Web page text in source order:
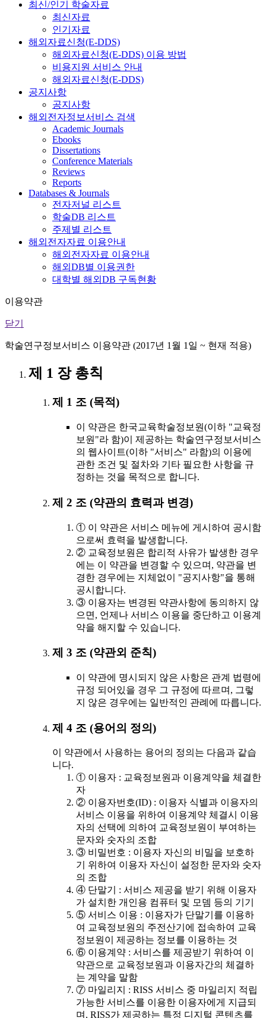
최신/인기 학술자료
최신자료
인기자료
해외자료신청(E-DDS)
해외자료신청(E-DDS) 이용 방법
비용지원 서비스 안내
해외자료신청(E-DDS)
공지사항
공지사항
해외전자정보서비스 검색
Academic Journals
Ebooks
Dissertations
Conference Materials
Reviews
Reports
Databases & Journals
전자저널 리스트
학술DB 리스트
주제별 리스트
해외전자자료 이용안내
해외전자자료 이용안내
해외DB별 이용권한
대학별 해외DB 구독현황
이용약관
닫기
학술연구정보서비스 이용약관 (2017년 1월 1일 ~ 현재 적용)
제 1 장 총칙
제 1 조 (목적)
이 약관은 한국교육학술정보원(이하 "교육정
보원"라 함)이 제공하는 학술연구정보서비스
의 웹사이트(이하 "서비스" 라함)의 이용에
관한 조건 및 절차와 기타 필요한 사항을 규
정하는 것을 목적으로 합니다.
제 2 조 (약관의 효력과 변경)
① 이 약관은 서비스 메뉴에 게시하여 공시함
으로써 효력을 발생합니다.
② 교육정보원은 합리적 사유가 발생한 경우
에는 이 약관을 변경할 수 있으며, 약관을 변
경한 경우에는 지체없이 "공지사항"을 통해
공시합니다.
③ 이용자는 변경된 약관사항에 동의하지 않
으면, 언제나 서비스 이용을 중단하고 이용계
약을 해지할 수 있습니다.
제 3 조 (약관외 준칙)
이 약관에 명시되지 않은 사항은 관계 법령에
규정 되어있을 경우 그 규정에 따르며, 그렇
지 않은 경우에는 일반적인 관례에 따릅니다.
제 4 조 (용어의 정의)
이 약관에서 사용하는 용어의 정의는 다음과 같습
니다.
① 이용자 : 교육정보원과 이용계약을 체결한
자
② 이용자번호(ID) : 이용자 식별과 이용자의
서비스 이용을 위하여 이용계약 체결시 이용
자의 선택에 의하여 교육정보원이 부여하는
문자와 숫자의 조합
③ 비밀번호 : 이용자 자신의 비밀을 보호하
기 위하여 이용자 자신이 설정한 문자와 숫자
의 조합
④ 단말기 : 서비스 제공을 받기 위해 이용자
가 설치한 개인용 컴퓨터 및 모뎀 등의 기기
⑤ 서비스 이용 : 이용자가 단말기를 이용하
여 교육정보원의 주전산기에 접속하여 교육
정보원이 제공하는 정보를 이용하는 것
⑥ 이용계약 : 서비스를 제공받기 위하여 이
약관으로 교육정보원과 이용자간의 체결하
는 계약을 말함
⑦ 마일리지 : RISS 서비스 중 마일리지 적립
가능한 서비스를 이용한 이용자에게 지급되
며, RISS가 제공하는 특정 디지털 콘텐츠를